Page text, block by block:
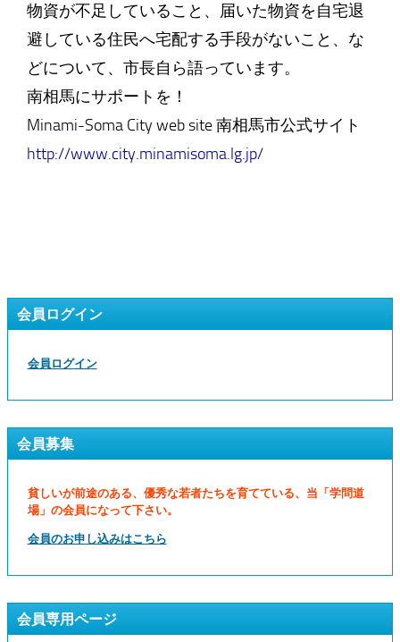
物資が不足していること、届いた物資を自宅退
避している住民へ宅配する手段がないこと、な
どについて、市長自ら語っています。
南相馬にサポートを！
Minami-Soma City web site 南相馬市公式サイト
http://www.city.minamisoma.lg.jp/
会員ログイン
会員ログイン
会員募集
貧しいが前途のある、優秀な若者たちを育てている、当「学問道
場」の会員になって下さい。
会員のお申し込みはこちら
会員専用ページ